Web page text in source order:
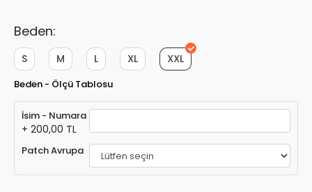
Beden:
XXL
XL
L
M
S
Beden - Ölçü Tablosu
İsim - Numara
+ 200,00 TL
Patch Avrupa